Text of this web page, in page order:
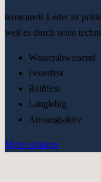
terracare® Leder ist
weil es durch seine
Wasserabweisend
Feuerfest
Reißfest
Langlebig
Atmungsaktiv
Mehr erfahren